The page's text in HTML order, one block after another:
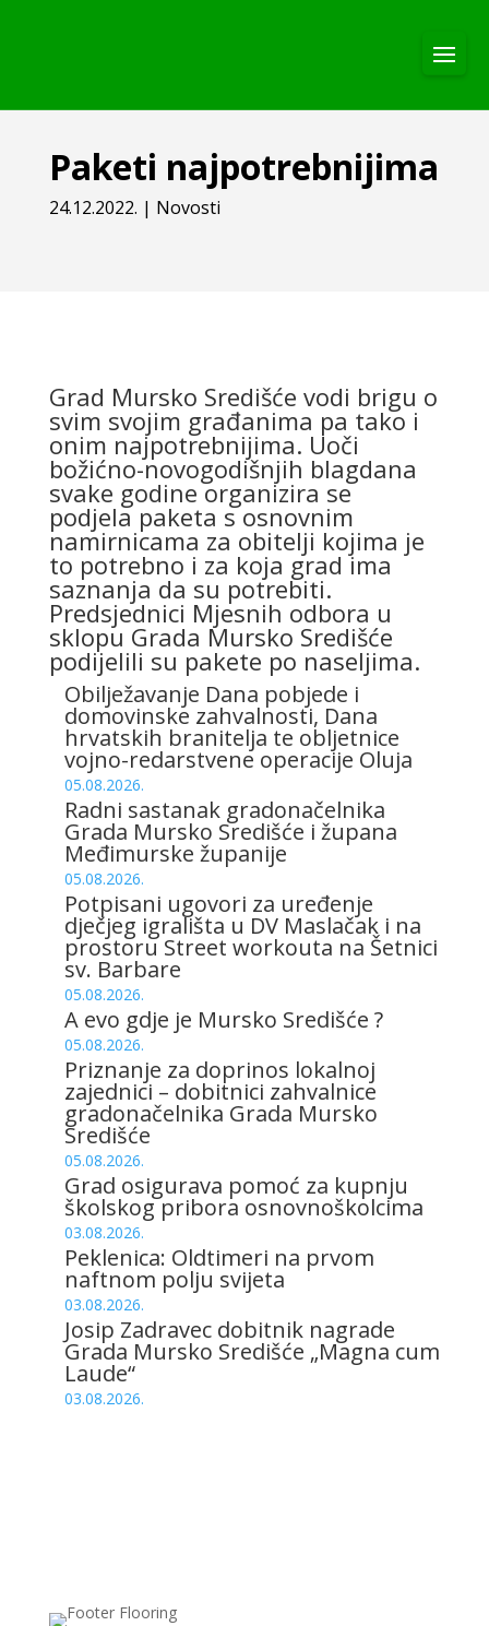
Paketi najpotrebnijima
24.12.2022. | Novosti
Grad Mursko Središće vodi brigu o
svim svojim građanima pa tako i
onim najpotrebnijima. Uoči
božićno-novogodišnjih blagdana
svake godine organizira se
podjela paketa s osnovnim
namirnicama za obitelji kojima je
to potrebno i za koja grad ima
saznanja da su potrebiti.
Predsjednici Mjesnih odbora u
sklopu Grada Mursko Središće
podijelili su pakete po naseljima.
Obilježavanje Dana pobjede i
domovinske zahvalnosti, Dana
hrvatskih branitelja te obljetnice
vojno-redarstvene operacije Oluja
05.08.2026.
Radni sastanak gradonačelnika
Grada Mursko Središće i župana
Međimurske županije
05.08.2026.
Potpisani ugovori za uređenje
dječjeg igrališta u DV Maslačak i na
prostoru Street workouta na Šetnici
sv. Barbare
05.08.2026.
A evo gdje je Mursko Središće ?
05.08.2026.
Priznanje za doprinos lokalnoj
zajednici – dobitnici zahvalnice
gradonačelnika Grada Mursko
Središće
05.08.2026.
Grad osigurava pomoć za kupnju
školskog pribora osnovnoškolcima
03.08.2026.
Peklenica: Oldtimeri na prvom
naftnom polju svijeta
03.08.2026.
Josip Zadravec dobitnik nagrade
Grada Mursko Središće „Magna cum
Laude“
03.08.2026.